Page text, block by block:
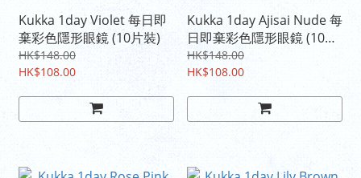
Kukka 1day Violet 每日即
棄彩色隱形眼鏡 (10片裝)
HK$148.00
HK$108.00
Kukka 1day Ajisai Nude 每
日即棄彩色隱形眼鏡 (10片
裝)
HK$148.00
HK$108.00